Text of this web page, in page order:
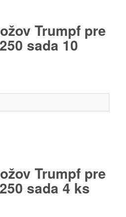
Trumpf pre
sada 10
Trumpf pre
sada 4 ks